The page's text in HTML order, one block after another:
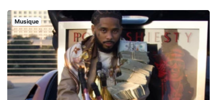
Musique